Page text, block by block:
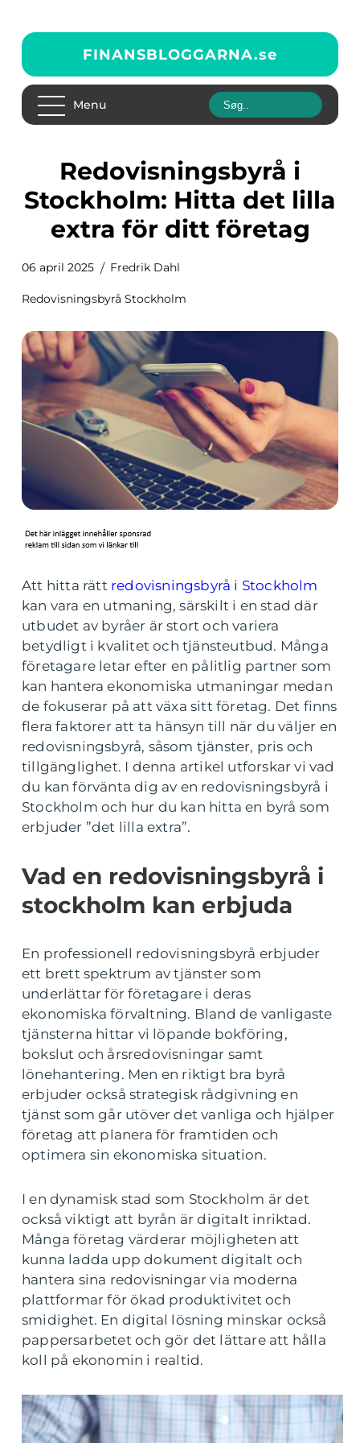
FINANSBLOGGARNA.se
Menu
Redovisningsbyrå i
Stockholm: Hitta det lilla
extra för ditt företag
06 april 2025 Fredrik Dahl
Redovisningsbyrå Stockholm
Att hitta rätt redovisningsbyrå i Stockholm
kan vara en utmaning, särskilt i en stad där
utbudet av byråer är stort och variera
betydligt i kvalitet och tjänsteutbud. Många
företagare letar efter en pålitlig partner som
kan hantera ekonomiska utmaningar medan
de fokuserar på att växa sitt företag. Det finns
flera faktorer att ta hänsyn till när du väljer en
redovisningsbyrå, såsom tjänster, pris och
tillgänglighet. I denna artikel utforskar vi vad
du kan förvänta dig av en redovisningsbyrå i
Stockholm och hur du kan hitta en byrå som
erbjuder ”det lilla extra”.
Vad en redovisningsbyrå i
stockholm kan erbjuda
En professionell redovisningsbyrå erbjuder
ett brett spektrum av tjänster som
underlättar för företagare i deras
ekonomiska förvaltning. Bland de vanligaste
tjänsterna hittar vi löpande bokföring,
bokslut och årsredovisningar samt
lönehantering. Men en riktigt bra byrå
erbjuder också strategisk rådgivning en
tjänst som går utöver det vanliga och hjälper
företag att planera för framtiden och
optimera sin ekonomiska situation.
I en dynamisk stad som Stockholm är det
också viktigt att byrån är digitalt inriktad.
Många företag värderar möjligheten att
kunna ladda upp dokument digitalt och
hantera sina redovisningar via moderna
plattformar för ökad produktivitet och
smidighet. En digital lösning minskar också
pappersarbetet och gör det lättare att hålla
koll på ekonomin i realtid.